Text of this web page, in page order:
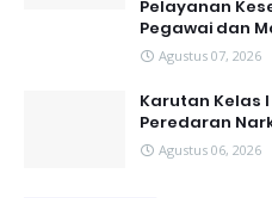
Pelayanan
Pegawai dan
Agustus 07, 2026
Karutan Kelas
Peredaran
Agustus 06, 2026